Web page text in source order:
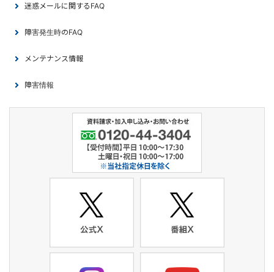
迷惑メールに関するFAQ
障害発生時のFAQ
メンテナンス情報
障害情報